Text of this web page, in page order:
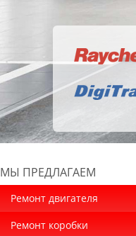
МЫ ПРЕДЛАГАЕМ
Ремонт двигателя
Ремонт коробки